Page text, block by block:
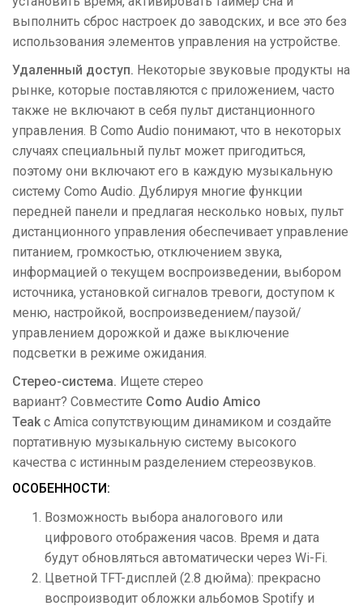
выполнить сброс настроек до заводских, и все это без
использования элементов управления на устройстве.
Удаленный доступ. Некоторые звуковые продукты на
рынке, которые поставляются с приложением, часто
также не включают в себя пульт дистанционного
управления. В Como Audio понимают, что в некоторых
случаях специальный пульт может пригодиться,
поэтому они включают его в каждую музыкальную
систему Como Audio. Дублируя многие функции
передней панели и предлагая несколько новых, пульт
дистанционного управления обеспечивает управление
питанием, громкостью, отключением звука,
информацией о текущем воспроизведении, выбором
источника, установкой сигналов тревоги, доступом к
меню, настройкой, воспроизведением/паузой/
управлением дорожкой и даже выключение
подсветки в режиме ожидания.
Стерео-система. Ищете стерео
вариант? Совместите Como Audio Amico
Teakс Amicа сопутствующим динамиком и создайте
портативную музыкальную систему высокого
качества с истинным разделением стереозвуков.
ОСОБЕННОСТИ:
Возможность выбора аналогового или
цифрового отображения часов. Время и дата
будут обновляться автоматически через Wi-Fi.
Цветной TFT-дисплей (2.8 дюйма): прекрасно
воспроизводит обложки альбомов Spotify и